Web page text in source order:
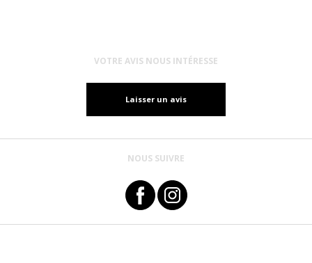
VOTRE AVIS NOUS INTÉRESSE
Laisser un avis
NOUS SUIVRE